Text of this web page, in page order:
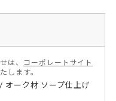
は、 コーポレートサイト
します。
オーク材 ソープ仕上げ